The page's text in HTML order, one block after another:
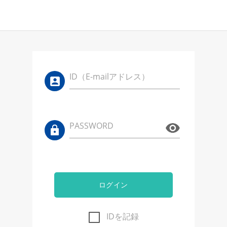
ID（E-mailアドレス）
PASSWORD
ログイン
IDを記録